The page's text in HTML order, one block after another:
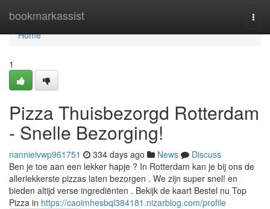
bookmarkassist
Home
Home
1
Pizza Thuisbezorgd Rotterdam
- Snelle Bezorging!
nannieivwp961751 334 days ago News
Discuss
Ben je toe aan een lekker hapje ? In Rotterdam kan je bij ons de
allerlekkerste pizzas laten bezorgen . We zijn super snel! en
bieden altijd verse ingrediënten . Bekijk de kaart Bestel nu Top
Pizza in https://caoimhesbql384181.nizarblog.com/profile